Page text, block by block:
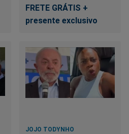
FRETE GRÁTIS +
presente exclusivo
JOJO TODYNHO